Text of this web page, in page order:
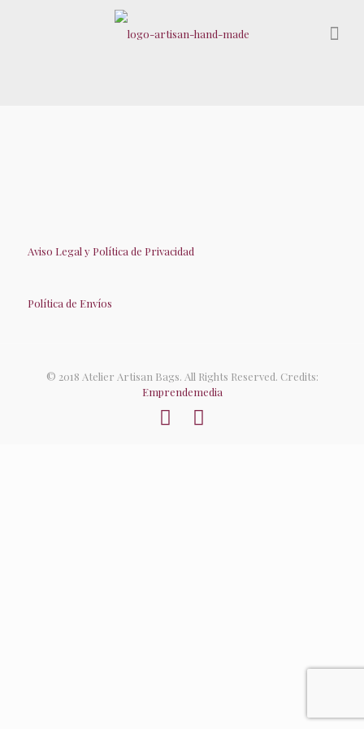
Aviso Legal y Política de Privacidad
Política de Envíos
© 2018 Atelier Artisan Bags. All Rights Reserved. Credits:
Emprendemedia